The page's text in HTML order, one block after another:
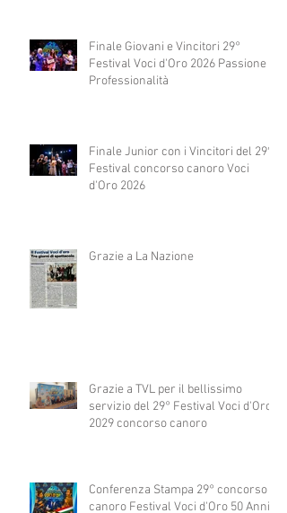
Finale Giovani e Vincitori 29°
Festival Voci d'Oro 2026 Passione e
Professionalità
Finale Junior con i Vincitori del 29°
Festival concorso canoro Voci
d'Oro 2026
Grazie a La Nazione
Grazie a TVL per il bellissimo
servizio del 29° Festival Voci d'Oro
2029 concorso canoro
Conferenza Stampa 29° concorso
canoro Festival Voci d'Oro 50 Anni